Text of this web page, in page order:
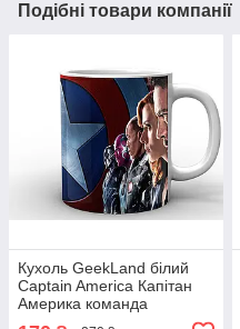
Подібні товари компанії
Кухоль GeekLand білий
Captain America Капітан
Америка команда